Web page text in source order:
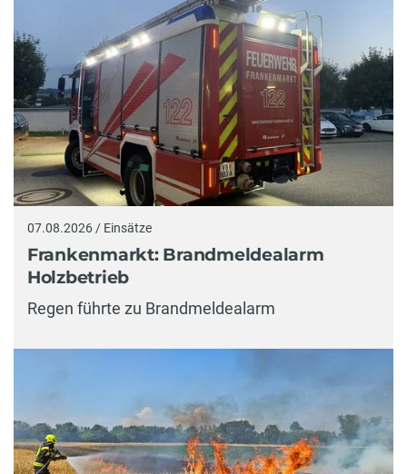
07.08.2026 / Einsätze
Frankenmarkt: Brandmeldealarm
Holzbetrieb
Regen führte zu Brandmeldealarm